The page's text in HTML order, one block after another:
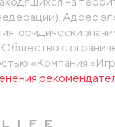
Адрес
юридически
. Общество с
«Компания